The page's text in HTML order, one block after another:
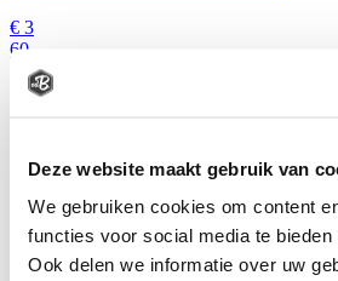
Deze website maakt gebruik van
We gebruiken cookies om content
functies voor social media te
Ook delen we informatie over uw
€ 3
60
Bestel